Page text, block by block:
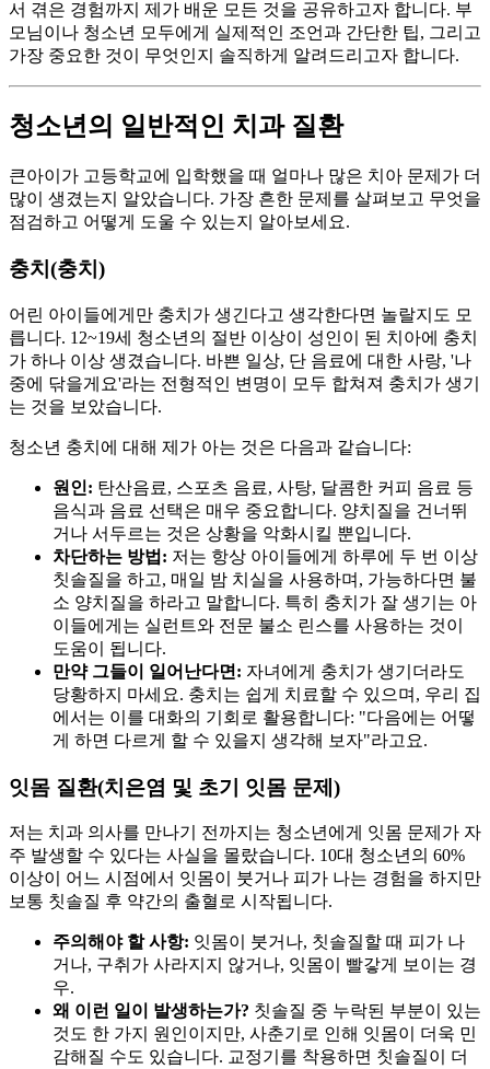
서 겪은 경험까지 제가 배운 모든 것을 공유하고자 합니다. 부
모님이나 청소년 모두에게 실제적인 조언과 간단한 팁, 그리고
가장 중요한 것이 무엇인지 솔직하게 알려드리고자 합니다.
청소년의 일반적인 치과 질환
큰아이가 고등학교에 입학했을 때 얼마나 많은 치아 문제가 더
많이 생겼는지 알았습니다. 가장 흔한 문제를 살펴보고 무엇을
점검하고 어떻게 도울 수 있는지 알아보세요.
충치(충치)
어린 아이들에게만 충치가 생긴다고 생각한다면 놀랄지도 모
릅니다. 12~19세 청소년의 절반 이상이 성인이 된 치아에 충치
가 하나 이상 생겼습니다. 바쁜 일상, 단 음료에 대한 사랑, '나
중에 닦을게요'라는 전형적인 변명이 모두 합쳐져 충치가 생기
는 것을 보았습니다.
청소년 충치에 대해 제가 아는 것은 다음과 같습니다:
원인: 탄산음료, 스포츠 음료, 사탕, 달콤한 커피 음료 등
음식과 음료 선택은 매우 중요합니다. 양치질을 건너뛰
거나 서두르는 것은 상황을 악화시킬 뿐입니다.
차단하는 방법: 저는 항상 아이들에게 하루에 두 번 이상
칫솔질을 하고, 매일 밤 치실을 사용하며, 가능하다면 불
소 양치질을 하라고 말합니다. 특히 충치가 잘 생기는 아
이들에게는 실런트와 전문 불소 린스를 사용하는 것이
도움이 됩니다.
만약 그들이 일어난다면: 자녀에게 충치가 생기더라도
당황하지 마세요. 충치는 쉽게 치료할 수 있으며, 우리 집
에서는 이를 대화의 기회로 활용합니다: "다음에는 어떻
게 하면 다르게 할 수 있을지 생각해 보자"라고요.
잇몸 질환(치은염 및 초기 잇몸 문제)
저는 치과 의사를 만나기 전까지는 청소년에게 잇몸 문제가 자
주 발생할 수 있다는 사실을 몰랐습니다. 10대 청소년의 60%
이상이 어느 시점에서 잇몸이 붓거나 피가 나는 경험을 하지만
보통 칫솔질 후 약간의 출혈로 시작됩니다.
주의해야 할 사항: 잇몸이 붓거나, 칫솔질할 때 피가 나
거나, 구취가 사라지지 않거나, 잇몸이 빨갛게 보이는 경
우.
왜 이런 일이 발생하는가? 칫솔질 중 누락된 부분이 있는
것도 한 가지 원인이지만, 사춘기로 인해 잇몸이 더욱 민
감해질 수도 있습니다. 교정기를 착용하면 칫솔질이 더